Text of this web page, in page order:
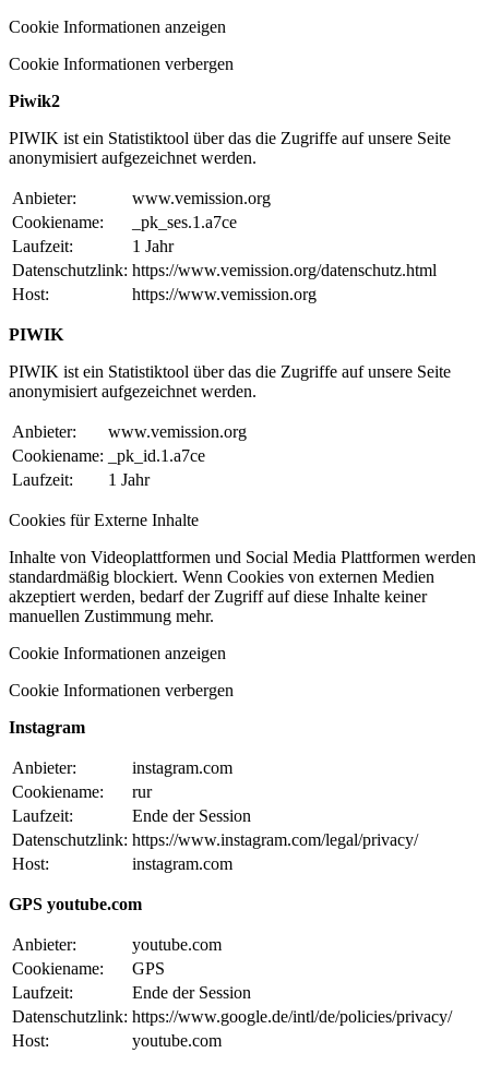
Cookie Informationen anzeigen
Cookie Informationen verbergen
Piwik2
PIWIK ist ein Statistiktool über das die Zugriffe auf unsere Seite
anonymisiert aufgezeichnet werden.
Anbieter:
www.vemission.org
Cookiename:
_pk_ses.1.a7ce
Laufzeit:
1 Jahr
Datenschutzlink: https://www.vemission.org/datenschutz.html
Host:
https://www.vemission.org
PIWIK
PIWIK ist ein Statistiktool über das die Zugriffe auf unsere Seite
anonymisiert aufgezeichnet werden.
Anbieter:
www.vemission.org
Cookiename:
_pk_id.1.a7ce
Laufzeit:
1 Jahr
Cookies für Externe Inhalte
Inhalte von Videoplattformen und Social Media Plattformen werden
standardmäßig blockiert. Wenn Cookies von externen Medien
akzeptiert werden, bedarf der Zugriff auf diese Inhalte keiner
manuellen Zustimmung mehr.
Cookie Informationen anzeigen
Cookie Informationen verbergen
Instagram
Anbieter:
instagram.com
Cookiename:
rur
Laufzeit:
Ende der Session
Datenschutzlink: https://www.instagram.com/legal/privacy/
Host:
instagram.com
GPS youtube.com
Anbieter:
youtube.com
Cookiename:
GPS
Laufzeit:
Ende der Session
Datenschutzlink: https://www.google.de/intl/de/policies/privacy/
Host:
youtube.com